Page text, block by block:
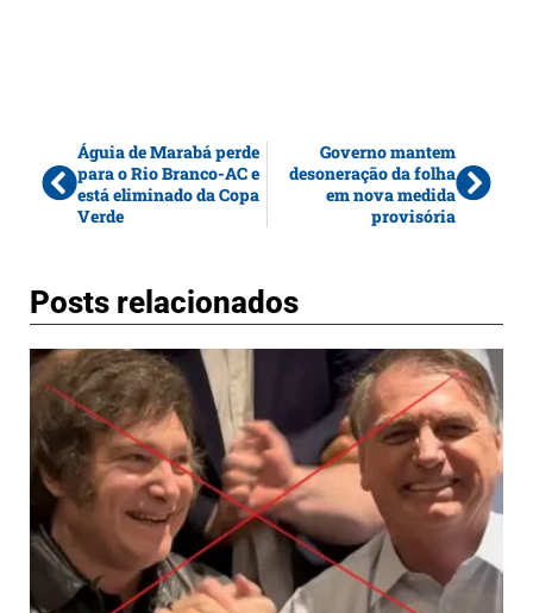
Águia de Marabá perde
para o Rio Branco-AC e
está eliminado da Copa
Verde
Governo mantem
desoneração da folha
em nova medida
provisória
Posts relacionados